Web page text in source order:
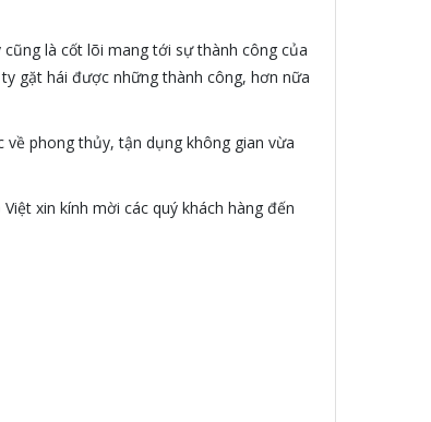
là cốt lõi mang tới sự thành công của
gặt hái được những thành công, hơn nữa
phong thủy, tận dụng không gian vừa
xin kính mời các quý khách hàng đến